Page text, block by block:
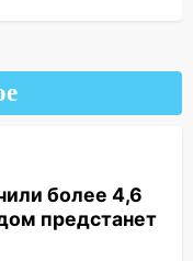
сулят
Тюленева
более 4,6
предстанет